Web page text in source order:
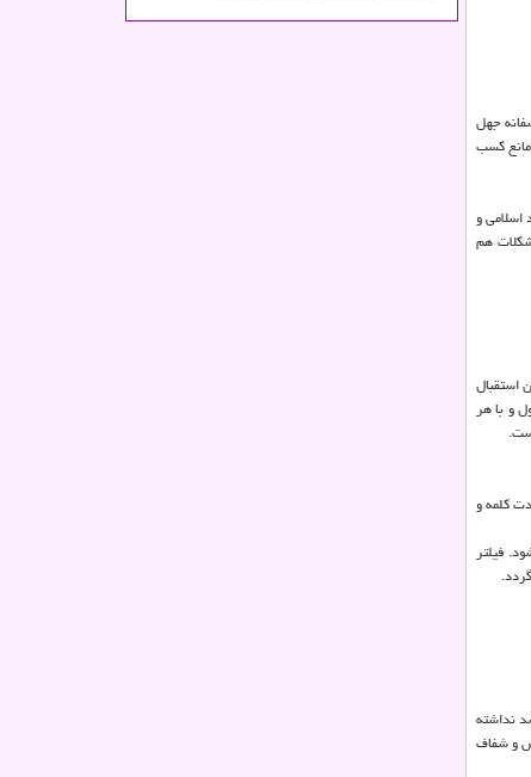
جهل
کسب
و
هم
استقبال
و با هر
کلمه و
فیلتر
نداشته
و شفاف